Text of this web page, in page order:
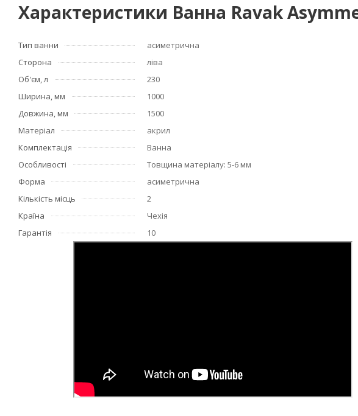
Характеристики Ванна Ravak
Тип ванни
асиметрична
Сторона
ліва
Об'єм, л
230
Ширина, мм
1000
Довжина, мм
1500
Матеріал
акрил
Комплектація
Ванна
Особливості
Товщина матеріалу: 5-6 мм
Форма
асиметрична
Кількість місць
2
Країна
Чехія
Гарантія
10